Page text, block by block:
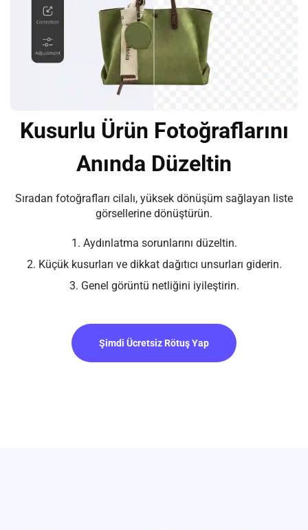
Kusurlu Ürün Fotoğraflarını
Anında Düzeltin
Sıradan fotoğrafları cilalı, yüksek dönüşüm sağlayan liste
görsellerine dönüştürün.
1. Aydınlatma sorunlarını düzeltin.
2. Küçük kusurları ve dikkat dağıtıcı unsurları giderin.
3. Genel görüntü netliğini iyileştirin.
Şimdi Ücretsiz Rötuş Yap